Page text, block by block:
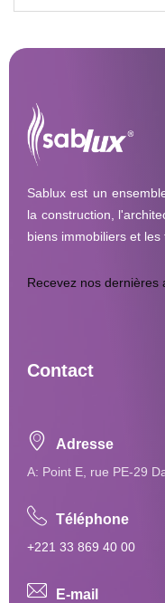
Sablux est un
la construction,
biens immobiliers et les
Recevez nos dernières
Contact
Adresse
A: Point E, rue PE-29
Téléphone
+221 33 869 40 00
E-mail